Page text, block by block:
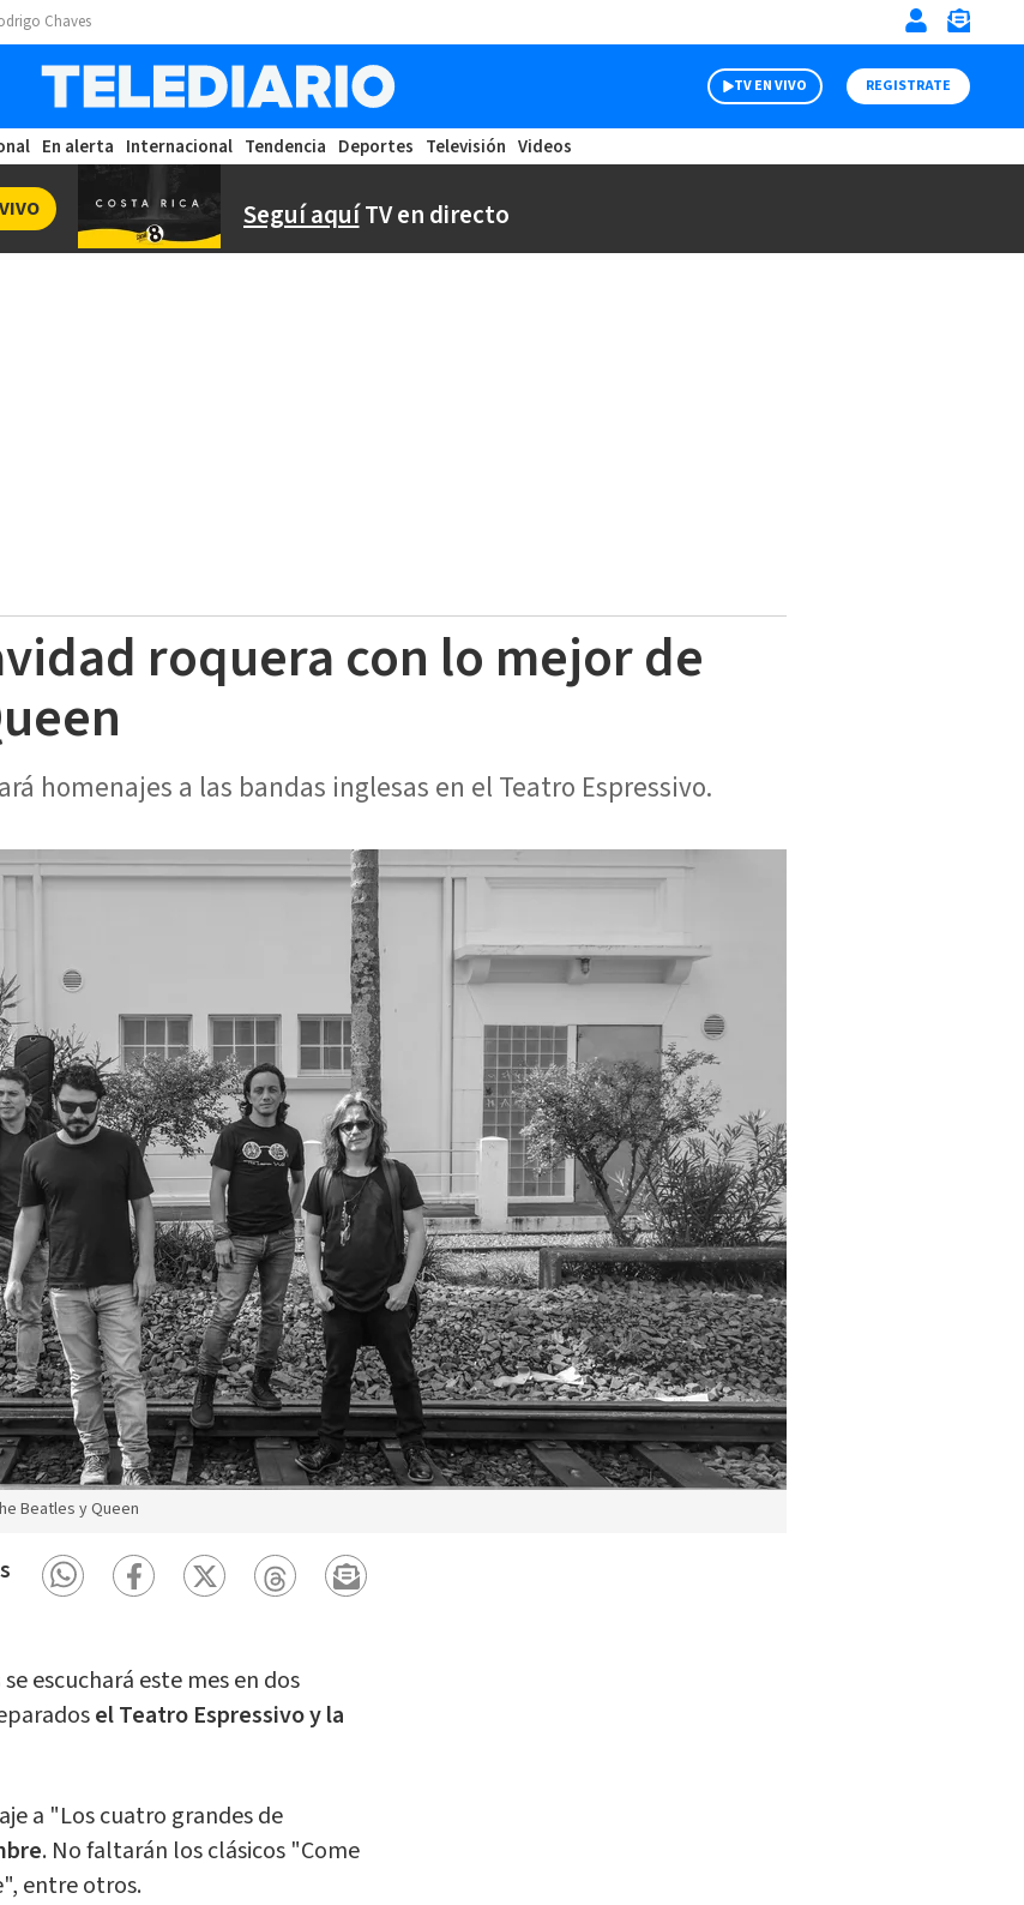
Chaves
TV EN VIVO REGISTRATE
En alerta Internacional Tendencia Deportes Televisión Videos
Seguí aquíTV en directo
roquera con lo mejor de
homenajes a las bandas inglesas en el Teatro Espressivo.
Beatles y Queen
se escuchará este mes en dos
el Teatro Espressivo y la
a "Los cuatro grandes de
. No faltarán los clásicos "Come
entre otros.